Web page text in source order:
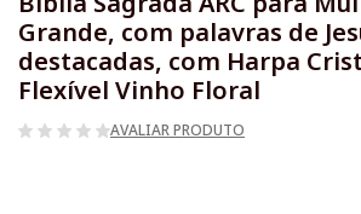
Grande, com palavras de
destacadas, com Harpa
Flexível Vinho Floral
AVALIAR PRODUTO